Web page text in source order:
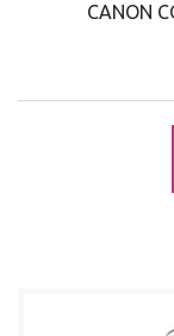
CANON